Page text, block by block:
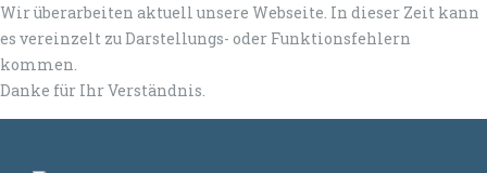
Wir überarbeiten aktuell unsere Webseite. In dieser Zeit kann
es vereinzelt zu Darstellungs- oder Funktionsfehlern
kommen.
Danke für Ihr Verständnis.